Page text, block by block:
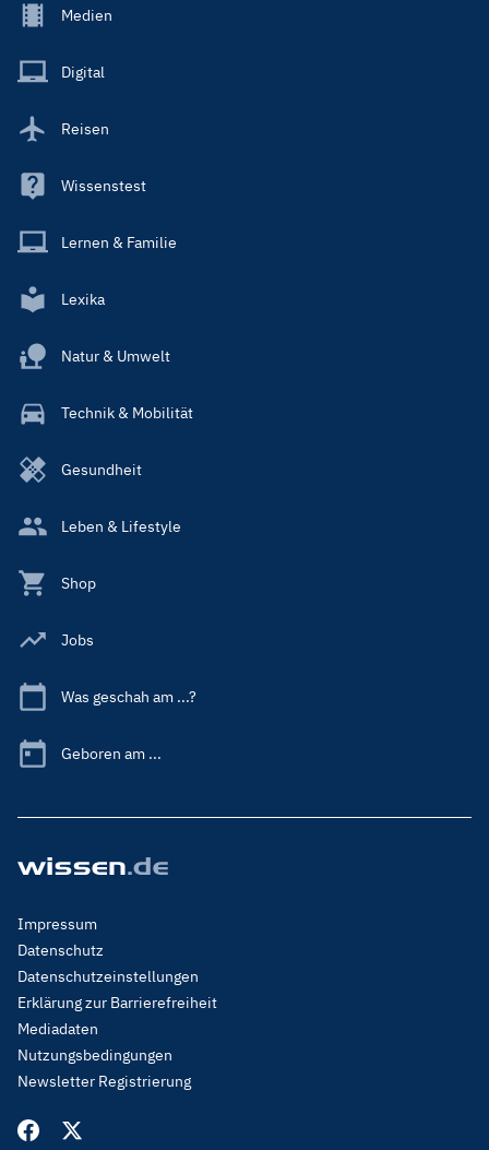
Footer
Main
Medien
Digital
Reisen
Wissenstest
Lernen & Familie
Lexika
Natur & Umwelt
Technik & Mobilität
Gesundheit
Leben & Lifestyle
Shop
Jobs
Was geschah am ...?
Geboren am ...
Footer
Menu
Legal
Impressum
Datenschutz
Datenschutzeinstellungen
Erklärung zur Barrierefreiheit
Mediadaten
Nutzungsbedingungen
Newsletter Registrierung